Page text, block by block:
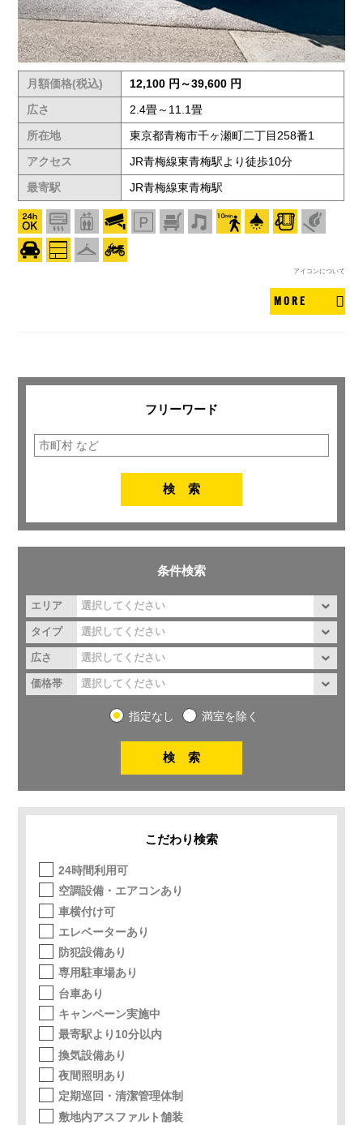
月額価格(税込)
12,100 円～39,600 円
広さ
2.4畳～11.1畳
所在地
東京都青梅市千ヶ瀬町二丁目258番1
アクセス
JR青梅線東青梅駅より徒歩10分
最寄駅
JR青梅線東青梅駅
アイコンについて
MORE
フリーワード
条件検索
エリア
タイプ
広さ
価格帯
指定なし 満室を除く
こだわり検索
24時間利用可
空調設備・エアコンあり
車横付け可
エレベーターあり
防犯設備あり
専用駐車場あり
台車あり
キャンペーン実施中
最寄駅より10分以内
換気設備あり
夜間照明あり
定期巡回・清潔管理体制
敷地内アスファルト舗装